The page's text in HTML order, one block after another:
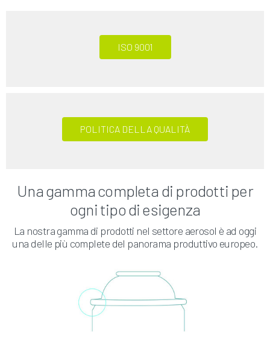
ISO 9001
POLITICA DELLA QUALITÀ
Una gamma completa di prodotti per
ogni tipo di esigenza
La nostra gamma di prodotti nel settore aerosol è ad oggi
una delle più complete del panorama produttivo europeo.